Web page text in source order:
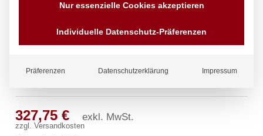
master Standbatterie 3/4″
327,75€ exkl. MwSt.
zzgl.Versandkosten
Nur essenzielle Cookies akzeptieren
Individuelle Datenschutz-Präferenzen
Präferenzen Datenschutzerklärung Impressum